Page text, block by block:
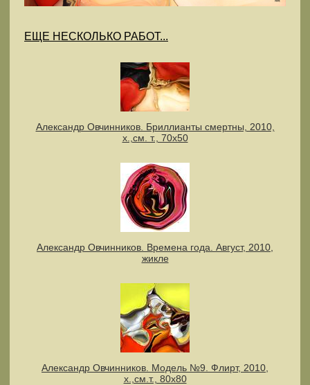
ЕЩЕ НЕСКОЛЬКО РАБОТ...
Александр Овчинников. Бриллианты смертны, 2010,
х.,см. т., 70х50
Александр Овчинников. Времена года. Август, 2010,
жикле
Александр Овчинников. Модель №9. Флирт, 2010,
х.,см.т., 80х80